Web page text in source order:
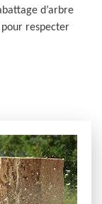
d’arbre
pour respecter